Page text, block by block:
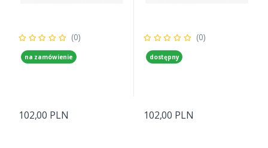
(0)
na zamówienie
102,00 PLN
(0)
dostępny
102,00 PLN